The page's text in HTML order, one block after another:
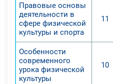
будут
будет
учителя,
Правовые основы
деятельности в
сфере физической
культуры и спорта
11
Особенности
современного
урока физической
культуры
10